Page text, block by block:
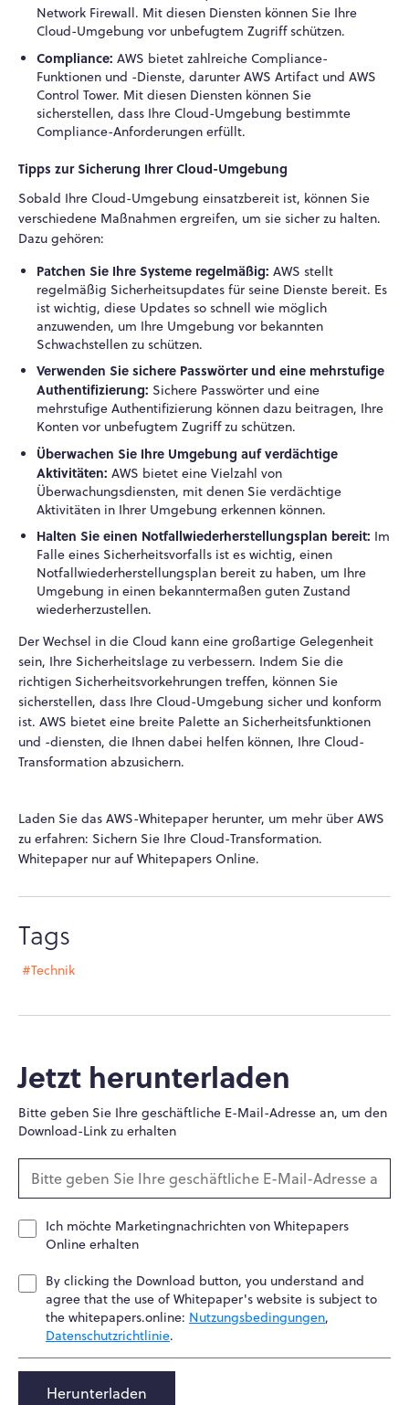
Network Firewall. Mit diesen Diensten können Sie Ihre
Cloud-Umgebung vor unbefugtem Zugriff schützen.
Compliance: AWS bietet zahlreiche Compliance-
Funktionen und -Dienste, darunter AWS Artifact und AWS
Control Tower. Mit diesen Diensten können Sie
sicherstellen, dass Ihre Cloud-Umgebung bestimmte
Compliance-Anforderungen erfüllt.
Tipps zur Sicherung Ihrer Cloud-Umgebung
Sobald Ihre Cloud-Umgebung einsatzbereit ist, können Sie
verschiedene Maßnahmen ergreifen, um sie sicher zu halten.
Dazu gehören:
Patchen Sie Ihre Systeme regelmäßig: AWS stellt
regelmäßig Sicherheitsupdates für seine Dienste bereit. Es
ist wichtig, diese Updates so schnell wie möglich
anzuwenden, um Ihre Umgebung vor bekannten
Schwachstellen zu schützen.
Verwenden Sie sichere Passwörter und eine mehrstufige
Authentifizierung: Sichere Passwörter und eine
mehrstufige Authentifizierung können dazu beitragen, Ihre
Konten vor unbefugtem Zugriff zu schützen.
Überwachen Sie Ihre Umgebung auf verdächtige
Aktivitäten: AWS bietet eine Vielzahl von
Überwachungsdiensten, mit denen Sie verdächtige
Aktivitäten in Ihrer Umgebung erkennen können.
Halten Sie einen Notfallwiederherstellungsplan bereit: Im
Falle eines Sicherheitsvorfalls ist es wichtig, einen
Notfallwiederherstellungsplan bereit zu haben, um Ihre
Umgebung in einen bekanntermaßen guten Zustand
wiederherzustellen.
Der Wechsel in die Cloud kann eine großartige Gelegenheit
sein, Ihre Sicherheitslage zu verbessern. Indem Sie die
richtigen Sicherheitsvorkehrungen treffen, können Sie
sicherstellen, dass Ihre Cloud-Umgebung sicher und konform
ist. AWS bietet eine breite Palette an Sicherheitsfunktionen
und -diensten, die Ihnen dabei helfen können, Ihre Cloud-
Transformation abzusichern.
Laden Sie das AWS-Whitepaper herunter, um mehr über AWS
zu erfahren: Sichern Sie Ihre Cloud-Transformation.
Whitepaper nur auf Whitepapers Online.
Tags
#Technik
Jetzt herunterladen
Bitte geben Sie Ihre geschäftliche E-Mail-Adresse an, um den
Download-Link zu erhalten
Ich möchte Marketingnachrichten von Whitepapers
Online erhalten
By clicking the Download button, you understand and
agree that the use of Whitepaper's website is subject to
the whitepapers.online: Nutzungsbedingungen,
Datenschutzrichtlinie.
Herunterladen